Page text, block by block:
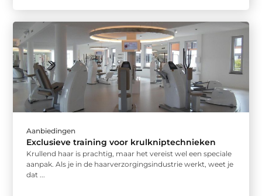
Aanbiedingen
Exclusieve training voor krulkniptechnieken
Krullend haar is prachtig, maar het vereist wel een speciale
aanpak. Als je in de haarverzorgingsindustrie werkt, weet je
dat ...